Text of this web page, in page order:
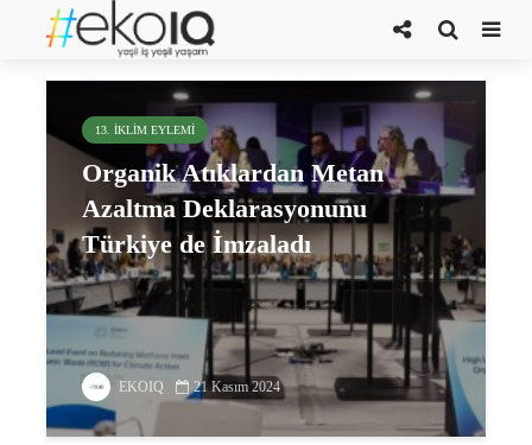
deklarasyon
13. İKLIM EYLEMI
Organik Atıklardan Metan
Azaltma Deklarasyonunu
Türkiye de İmzaladı
EKOIQ 21 Kasım 2024